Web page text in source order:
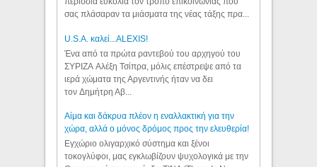
σας πλάσαραν τα μιάσματα της νέας τάξης πρα...
U.S.A. καλεί...ALEXIS!
Ένα από τα πρώτα ραντεβού του αρχηγού του
ΣΥΡΙΖΑ Αλέξη Τσίπρα, μόλις επέστρεψε από τα
ιερά χώματα της Αργεντινής ήταν να δει
τον Δημήτρη Αβ...
Αίμα και δάκρυα πλέον η εναλλακτική για την
χώρα, αλλά ο μόνος δρόμος προς την ελευθερία!
Εγχώριο ολιγαρχικό σύστημα και ξένοι
τοκογλύφοι, μας εγκλωβίζουν ψυχολογικά με την